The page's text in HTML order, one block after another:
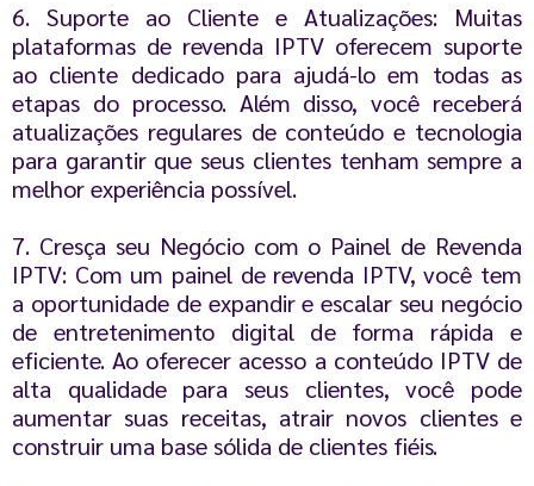
6. Suporte ao Cliente e Atualizações: Muitas
plataformas de revenda IPTV oferecem suporte
ao cliente dedicado para ajudá-lo em todas as
etapas do processo. Além disso, você receberá
atualizações regulares de conteúdo e tecnologia
para garantir que seus clientes tenham sempre a
melhor experiência possível.
7. Cresça seu Negócio com o Painel de Revenda
IPTV: Com um painel de revenda IPTV, você tem
a oportunidade de expandir e escalar seu negócio
de entretenimento digital de forma rápida e
eficiente. Ao oferecer acesso a conteúdo IPTV de
alta qualidade para seus clientes, você pode
aumentar suas receitas, atrair novos clientes e
construir uma base sólida de clientes fiéis.